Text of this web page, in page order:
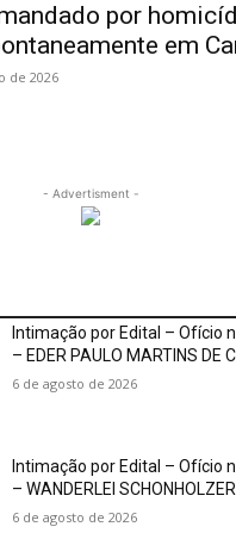
por
em
de 2026
- Advertisment -
Intimação por Edital – Ofício
– EDER PAULO MARTINS DE
6 de agosto de 2026
Intimação por Edital – Ofício
– WANDERLEI SCHONHOLZER
6 de agosto de 2026